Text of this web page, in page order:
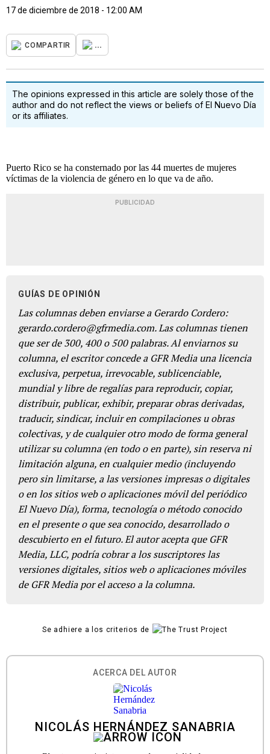
17 de diciembre de 2018 - 12:00 AM
COMPARTIR ...
The opinions expressed in this article are solely those of the
author and do not reflect the views or beliefs of El Nuevo Día
or its affiliates.
Puerto Rico se ha consternado por las 44 muertes de mujeres
víctimas de la violencia de género en lo que va de año.
PUBLICIDAD
GUÍAS DE OPINIÓN
Las columnas deben enviarse a Gerardo Cordero:
gerardo.cordero@gfrmedia.com. Las columnas tienen
que ser de 300, 400 o 500 palabras. Al enviarnos su
columna, el escritor concede a GFR Media una licencia
exclusiva, perpetua, irrevocable, sublicenciable,
mundial y libre de regalías para reproducir, copiar,
distribuir, publicar, exhibir, preparar obras derivadas,
traducir, sindicar, incluir en compilaciones u obras
colectivas, y de cualquier otro modo de forma general
utilizar su columna (en todo o en parte), sin reserva ni
limitación alguna, en cualquier medio (incluyendo
pero sin limitarse, a las versiones impresas o digitales
o en los sitios web o aplicaciones móvil del periódico
El Nuevo Día), forma, tecnología o método conocido
en el presente o que sea conocido, desarrollado o
descubierto en el futuro. El autor acepta que GFR
Media, LLC, podría cobrar a los suscriptores las
versiones digitales, sitios web o aplicaciones móviles
de GFR Media por el acceso a la columna.
Se adhiere a los criterios de
ACERCA DEL AUTOR
NICOLÁS HERNÁNDEZ SANABRIA